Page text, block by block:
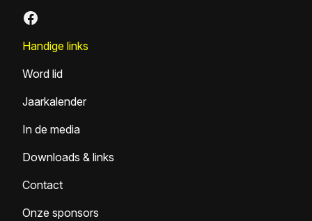
Facebook
Handige links
Word lid
Jaarkalender
In de media
Downloads & links
Contact
Onze sponsors